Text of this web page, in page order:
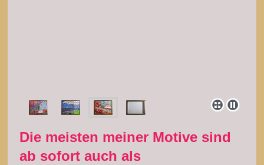
Die meisten meiner Motive sind
ab sofort auch als